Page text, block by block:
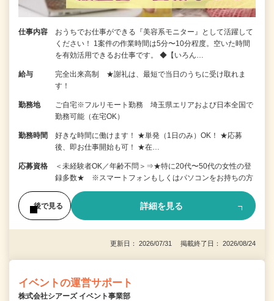
仕事内容
おうちでお仕事ができる『美容系モニター』として活躍して
ください！ 1案件の作業時間は5分〜10分程度。空いた時間
を有効活用できるお仕事です。 ◆【いろん…
給与
完全出来高制 ★謝礼は、最短で当日のうちに受け取れま
す！
勤務地
ご自宅※フルリモート勤務 埼玉県エリアおよび日本全国で
勤務可能（在宅OK）
勤務時間
好きな時間に働けます！ ★単発（1日のみ）OK！ ★応募
後、即お仕事開始も可！ ★在…
応募資格
＜未経験者OK／年齢不問＞⇒★特に20代〜50代の女性の登
録多数★ ※スマートフォンもしくはパソコンをお持ちの方
後で見る 詳細を見る
更新日： 2026/07/31 掲載終了日： 2026/08/24
イベントの運営サポート
株式会社シアーズ イベント事業部